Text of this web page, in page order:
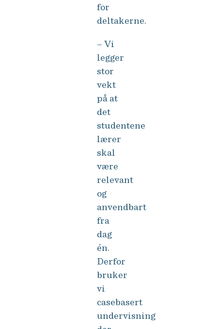
for
deltakerne.
– Vi
legger
stor
vekt
på at
det
studentene
lærer
skal
være
relevant
og
anvendbart
fra
dag
én.
Derfor
bruker
vi
casebasert
undervisning